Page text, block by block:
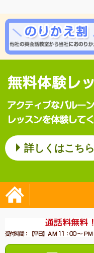
詳しくはこちら